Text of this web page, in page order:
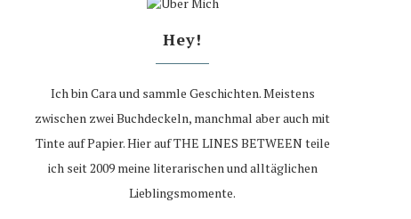
Hey!
Ich bin Cara und sammle Geschichten. Meistens
zwischen zwei Buchdeckeln, manchmal aber auch mit
Tinte auf Papier. Hier auf THE LINES BETWEEN teile
ich seit 2009 meine literarischen und alltäglichen
Lieblingsmomente.